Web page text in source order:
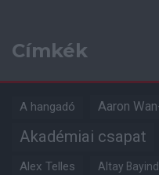
Címkék
A hangadó Aaron
Akadémiai csapat
Alex Telles Altay